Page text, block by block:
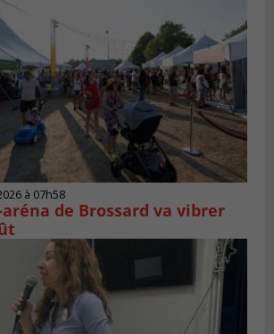
à 07h58
aréna de Brossard va vibrer